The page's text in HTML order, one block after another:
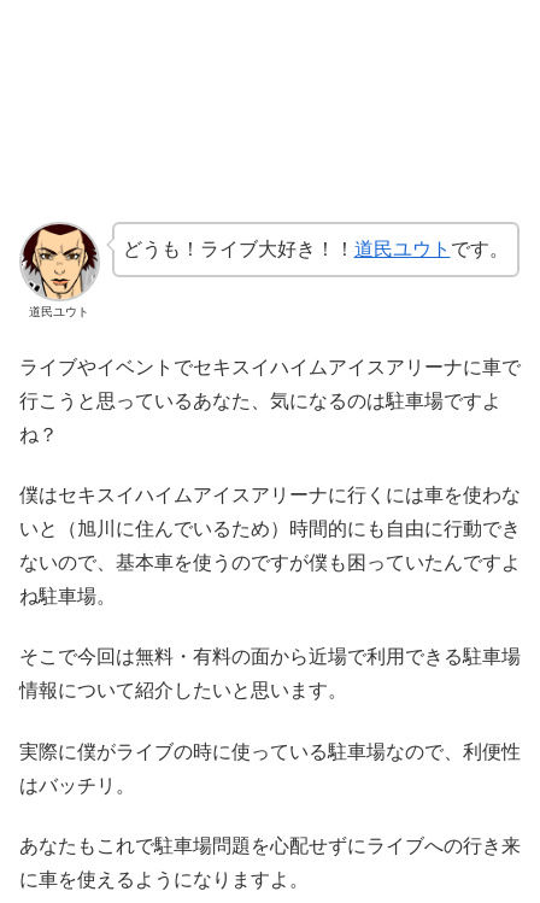
道民ユウト
どうも！ライブ大好き！！ 道民ユウト です。
ライブやイベントでセキスイハイムアイスアリーナに車で
行こうと思っているあなた、気になるのは駐車場ですよ
ね？
僕はセキスイハイムアイスアリーナに行くには車を使わな
いと（旭川に住んでいるため）時間的にも自由に行動でき
ないので、基本車を使うのですが僕も困っていたんですよ
ね駐車場。
そこで今回は無料・有料の面から近場で利用できる駐車場
情報について紹介したいと思います。
実際に僕がライブの時に使っている駐車場なので、利便性
はバッチリ。
あなたもこれで駐車場問題を心配せずにライブへの行き来
に車を使えるようになりますよ。